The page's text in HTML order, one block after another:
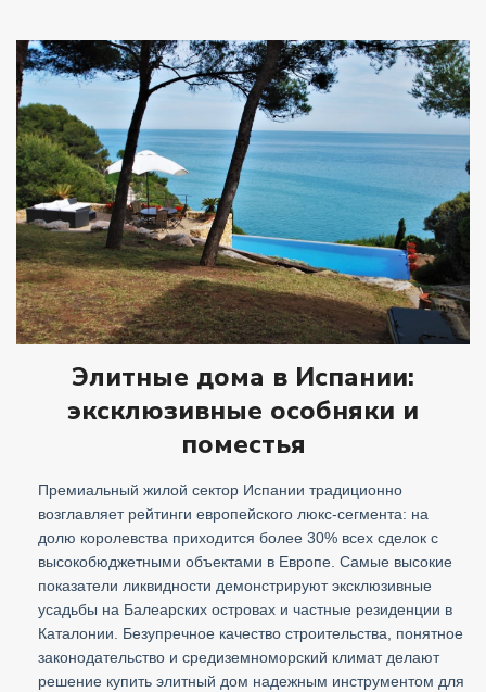
Элитные дома в Испании:
эксклюзивные особняки и
поместья
Премиальный жилой сектор Испании традиционно
возглавляет рейтинги европейского люкс-сегмента: на
долю королевства приходится более 30% всех сделок с
высокобюджетными объектами в Европе. Самые высокие
показатели ликвидности демонстрируют эксклюзивные
усадьбы на Балеарских островах и частные резиденции в
Каталонии. Безупречное качество строительства, понятное
законодательство и средиземноморский климат делают
решение купить элитный дом надежным инструментом для